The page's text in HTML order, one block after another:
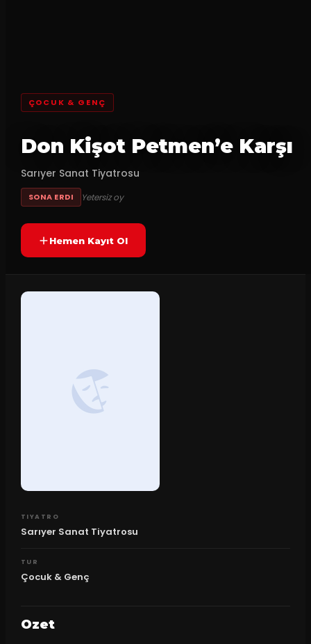
ÇOCUK & GENÇ
Don Kişot Petmen’e Karşı
Sarıyer Sanat Tiyatrosu
SONA ERDI Yetersiz oy
Hemen Kayıt Ol
TIYATRO
Sarıyer Sanat Tiyatrosu
TUR
Çocuk & Genç
Ozet